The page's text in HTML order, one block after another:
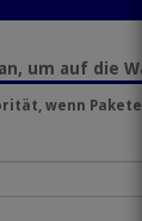
um auf die
wenn Pakete